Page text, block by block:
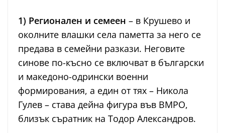
1) Регионален и семеен – в Крушево и
околните влашки села паметта за него се
предава в семейни разкази. Неговите
синове по-късно се включват в български
и македоно-одрински военни
формирования, а един от тях – Никола
Гулев – става дейна фигура във ВМРО,
близък съратник на Тодор Александров.